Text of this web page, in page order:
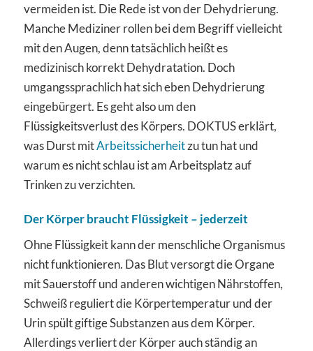
vermeiden ist. Die Rede ist von der Dehydrierung.
Manche Mediziner rollen bei dem Begriff vielleicht
mit den Augen, denn tatsächlich heißt es
medizinisch korrekt Dehydratation. Doch
umgangssprachlich hat sich eben Dehydrierung
eingebürgert. Es geht also um den
Flüssigkeitsverlust des Körpers. DOKTUS erklärt,
was Durst mitArbeitssicherheitzu tun hat und
warum es nicht schlau ist am Arbeitsplatz auf
Trinken zu verzichten.
Der Körper braucht Flüssigkeit – jederzeit
Ohne Flüssigkeit kann der menschliche Organismus
nicht funktionieren. Das Blut versorgt die Organe
mit Sauerstoff und anderen wichtigen Nährstoffen,
Schweiß reguliert die Körpertemperatur und der
Urin spült giftige Substanzen aus dem Körper.
Allerdings verliert der Körper auch ständig an